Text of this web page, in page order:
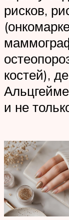
рисков,
костей),
и не